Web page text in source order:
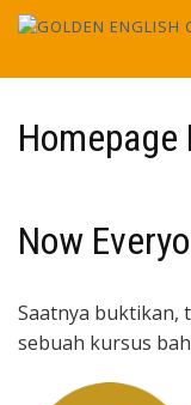
Skip
content
Homepage
Now
Saatnya buktikan,
sebuah kursus